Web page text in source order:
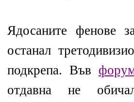
Ядосаните фенове
останал
подкрепа. Във
отдавна не